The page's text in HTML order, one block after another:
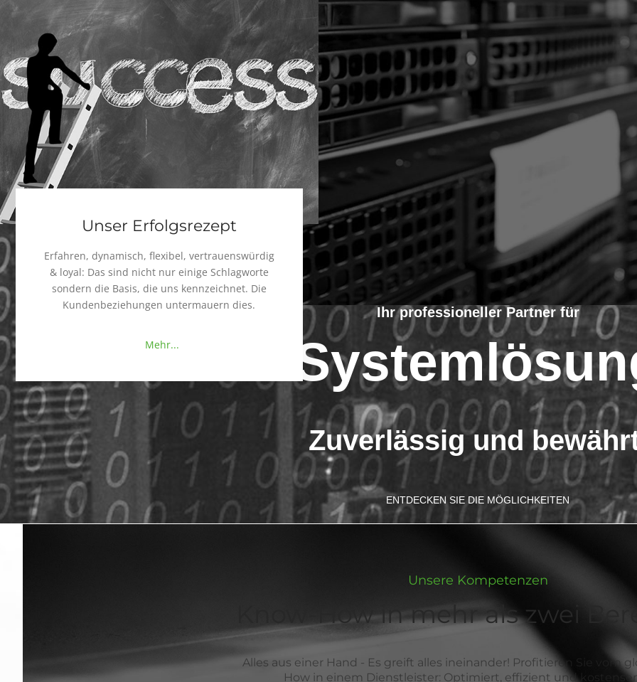
Ihr professioneller Partner für
IT
Zuverlässig und
ENTDECKEN SIE DIE MÖGLICHKEITEN
Unser Erfolgsrezept
Erfahren, dynamisch, flexibel, vertrauenswürdig
& loyal: Das sind nicht nur einige Schlagworte
sondern die Basis, die uns kennzeichnet. Die
Kundenbeziehungen untermauern dies.
Mehr...
Unsere Kompetenzen
Know-How in mehr als zwei
Alles aus einer Hand - Es greift alles ineinander! Profitieren Sie vom
How in einem Dienstleister: Optimiert, effizient und